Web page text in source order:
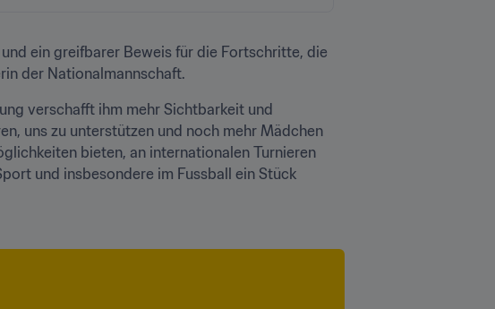
ein greifbarer Beweis für die Fortschritte, die
der Nationalmannschaft.
verschafft ihm mehr Sichtbarkeit und
uns zu unterstützen und noch mehr Mädchen
bieten, an internationalen Turnieren
und insbesondere im Fussball ein Stück